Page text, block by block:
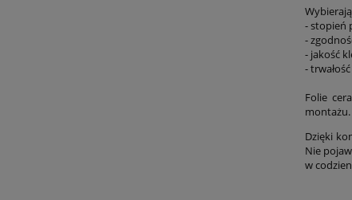
- stopień
-
- jakość
-
Folie
montażu.
Dzięki
Nie
w